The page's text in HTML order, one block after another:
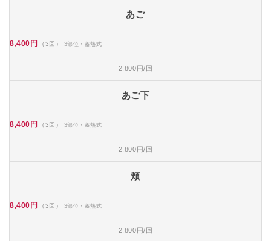
あご
8,400円 （3回） 3部位・蓄熱式
2,800円/回
あご下
8,400円 （3回） 3部位・蓄熱式
2,800円/回
頬
8,400円 （3回） 3部位・蓄熱式
2,800円/回